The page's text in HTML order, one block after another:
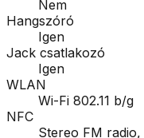
Nem
Hangszóró
Igen
Jack csatlakozó
Igen
WLAN
Wi-Fi 802.11 b/g
NFC
Stereo FM radio,